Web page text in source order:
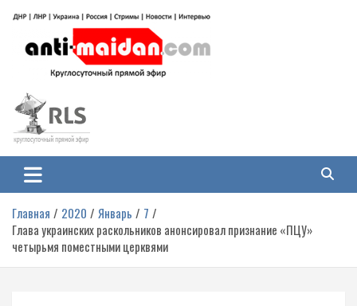
содержимому
Антимайдан: Гражданская война
на Украине
гражданской войне на Украине, включая события в Новороссии, ДНР,
ЛНР и других регионах.
Главная 2020 Январь
7
Глава украинских раскольников анонсировал признание «ПЦУ»
четырьмя поместными церквями